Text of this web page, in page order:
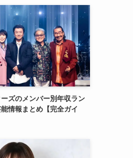
ズのメンバー別年収ラン
情報まとめ【完全ガイ